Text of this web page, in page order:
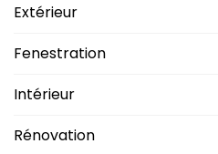
Extérieur
Fenestration
Intérieur
Rénovation